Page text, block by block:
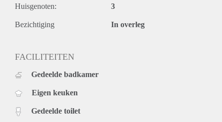
Huisgenoten: 3
Bezichtiging In overleg
FACILITEITEN
Gedeelde badkamer
Eigen keuken
Gedeelde toilet